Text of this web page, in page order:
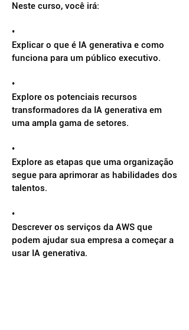
Neste curso, você irá:
•
Explicar o que é IA generativa e como
funciona para um público executivo.
•
Explore os potenciais recursos
transformadores da IA ​​generativa em
uma ampla gama de setores.
•
Explore as etapas que uma organização
segue para aprimorar as habilidades dos
talentos.
•
Descrever os serviços da AWS que
podem ajudar sua empresa a começar a
usar IA generativa.